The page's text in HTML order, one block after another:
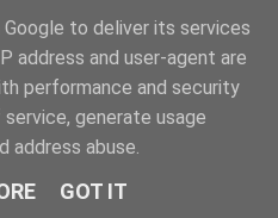
to deliver its services
address and user-agent are
performance and security
generate usage
abuse.
GOT IT